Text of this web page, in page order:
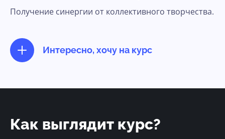
Получение синергии от коллективного творчества.
Интересно, хочу на курс
Как выглядит курс?